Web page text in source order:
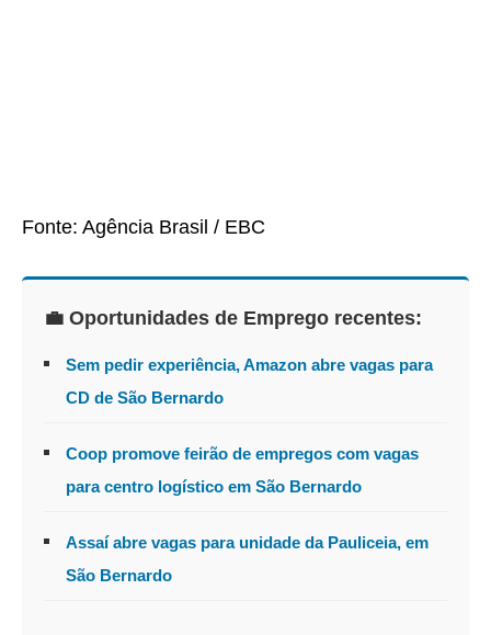
Fonte: Agência Brasil / EBC
💼 Oportunidades de Emprego recentes:
Sem pedir experiência, Amazon abre vagas para
CD de São Bernardo
Coop promove feirão de empregos com vagas
para centro logístico em São Bernardo
Assaí abre vagas para unidade da Pauliceia, em
São Bernardo